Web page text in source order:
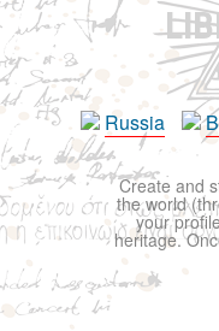
Russia
Create and
the world
your
heritage.